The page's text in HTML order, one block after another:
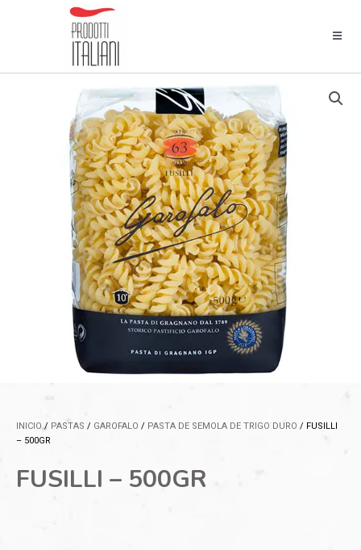
INICIO/ PASTAS / GAROFALO / PASTA DE SEMOLA DE TRIGO DURO / FUSILLI
– 500GR
FUSILLI – 500GR